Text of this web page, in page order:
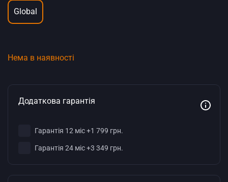
Global
Нема в наявності
Додаткова гарантія
Гарантія 12 міс +1 799 грн.
Гарантія 24 міс +3 349 грн.